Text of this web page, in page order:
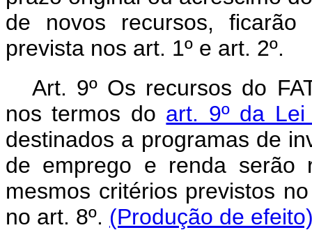
de novos recursos,
prevista nos art. 1º e art. 2º.
Art. 9º Os recursos do
nos termos do art. 9º da
destinados a programas de
de emprego e renda serão
mesmos critérios previstos
no art. 8º. (Produção de